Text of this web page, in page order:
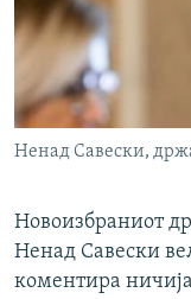
Ненад Савески,
Новоизбраниот
Ненад Савески
коментира ничија